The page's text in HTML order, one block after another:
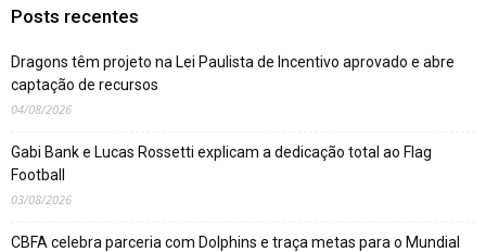
Posts recentes
Dragons têm projeto na Lei Paulista de Incentivo aprovado e abre
captação de recursos
04/08/2026
Gabi Bank e Lucas Rossetti explicam a dedicação total ao Flag
Football
03/08/2026
CBFA celebra parceria com Dolphins e traça metas para o Mundial